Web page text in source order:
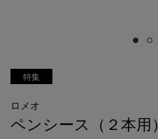
特集
ロメオ
ペンシース（２本用）